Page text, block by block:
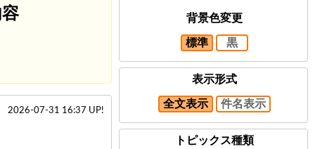
2026-07-31 16:37 UP!
背景色変更
標準 黒
表示形式
全文表示 件名表示
トピックス種類